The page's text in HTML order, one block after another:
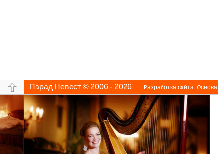
Парад Невест © 2006 - 2026 Разработка сайта: